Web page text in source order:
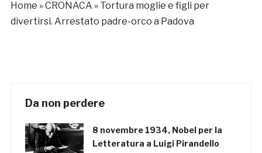
Home »CRONACA » Tortura moglie e figli per
divertirsi. Arrestato padre-orco a Padova
Da non perdere
8 novembre 1934, Nobel per la
Letteratura a Luigi Pirandello